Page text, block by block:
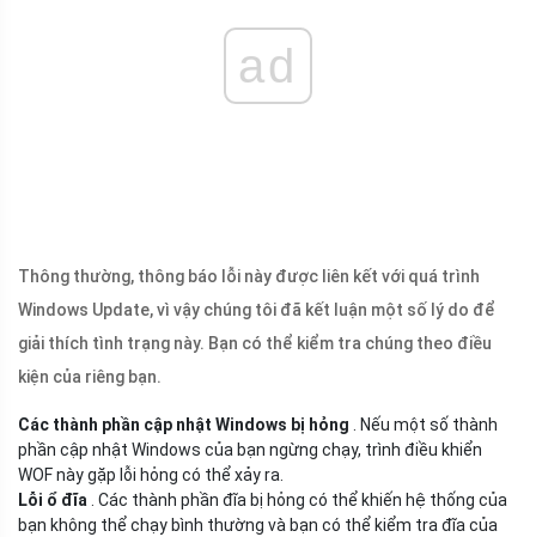
ad
Thông thường, thông báo lỗi này được liên kết với quá trình
Windows Update, vì vậy chúng tôi đã kết luận một số lý do để
giải thích tình trạng này. Bạn có thể kiểm tra chúng theo điều
kiện của riêng bạn.
Các thành phần cập nhật Windows bị hỏng . Nếu một số thành
phần cập nhật Windows của bạn ngừng chạy, trình điều khiển
WOF này gặp lỗi hỏng có thể xảy ra.
Lỗi ổ đĩa . Các thành phần đĩa bị hỏng có thể khiến hệ thống của
bạn không thể chạy bình thường và bạn có thể kiểm tra đĩa của